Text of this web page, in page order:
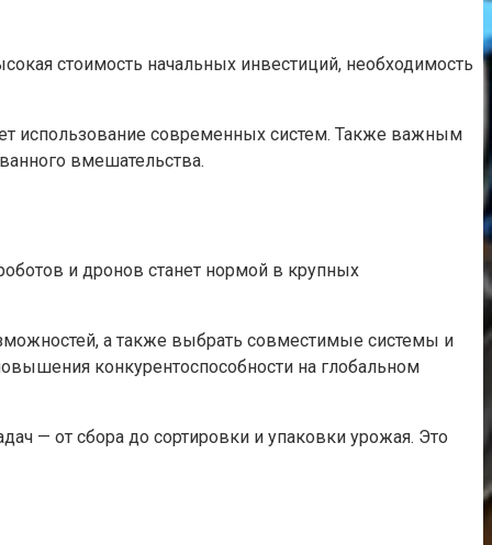
стоимость начальных инвестиций, необходимость
использование современных систем. Также важным
вмешательства.
и дронов станет нормой в крупных
а также выбрать совместимые системы и
конкурентоспособности на глобальном
— от сбора до сортировки и упаковки урожая. Это